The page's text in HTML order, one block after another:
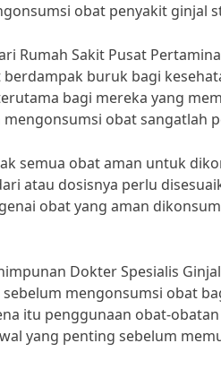
obat penyakit ginjal
Rumah Sakit Pusat
buruk bagi
bagi mereka yang
obat sangatlah
semua obat aman untuk
atau dosisnya perlu
obat yang aman
Dokter Spesialis Ginjal
mengonsumsi obat
itu penggunaan obat-
yang penting sebelum